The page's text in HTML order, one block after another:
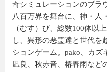
奇シミュレーションのブラ
八百万界を舞台に、神・人
（むす）び、総数100体以
し、異形の悪霊達と世代を
ションゲーム。pako、カズ
凪良、秋赤音、椿春雨など